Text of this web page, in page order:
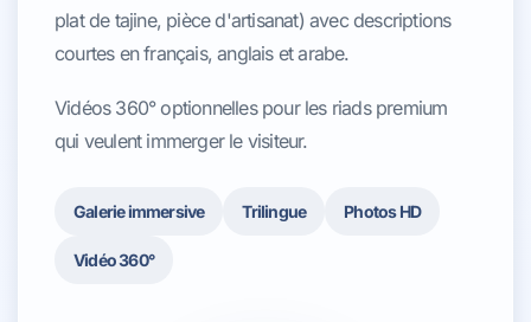
plat de tajine, pièce d'artisanat) avec descriptions
courtes en français, anglais et arabe.
Vidéos 360° optionnelles pour les riads premium
qui veulent immerger le visiteur.
Galerie immersive Trilingue Photos HD
Vidéo 360°